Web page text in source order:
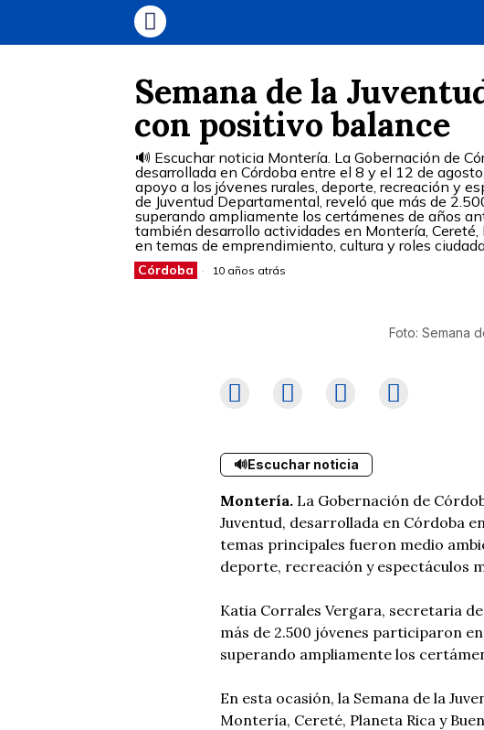
Semana de la
con positivo balance
🔊 Escuchar noticia Montería. La Gobernación de
desarrollada en Córdoba entre el 8 y el 12 de
apoyo a los jóvenes rurales, deporte, recreación y
de Juventud Departamental, reveló que más de
superando ampliamente los certámenes de años
también desarrollo actividades en Montería,
en temas de emprendimiento, cultura y roles
Córdoba 10 años atrás
Foto: Semana
🔊Escuchar noticia
Montería. La Gobernación de
Juventud, desarrollada en Córdoba
temas principales fueron medio
deporte, recreación y espectáculos
Katia Corrales Vergara, secretaria
más de 2.500 jóvenes participaron
superando ampliamente los
En esta ocasión, la Semana de la
Montería, Cereté, Planeta Rica y